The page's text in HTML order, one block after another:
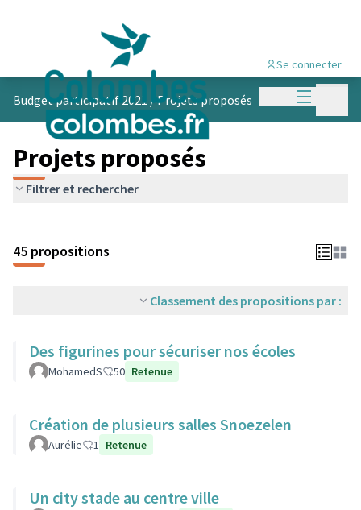
Menu
Se connecter
Budget participatif 2021 /Projets proposés
Projets proposés
Filtrer et rechercher
45 propositions
Classement des propositions par :
Des figurines pour sécuriser nos écoles
MohamedS 50 Retenue
Création de plusieurs salles Snoezelen
Aurélie 1 Retenue
Un city stade au centre ville